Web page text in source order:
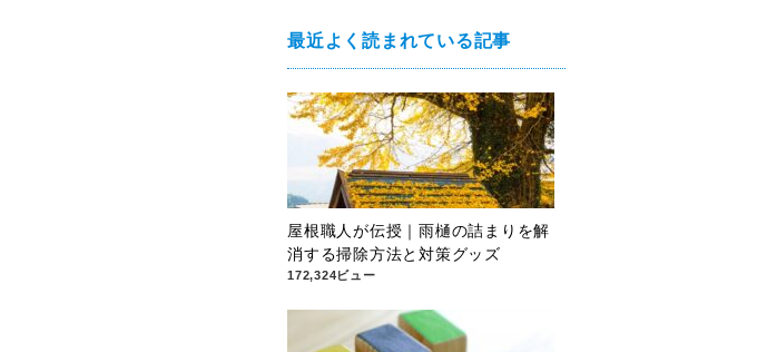
最近よく読まれている記事
屋根職人が伝授｜雨樋の詰まりを解
消する掃除方法と対策グッズ
172,324ビュー